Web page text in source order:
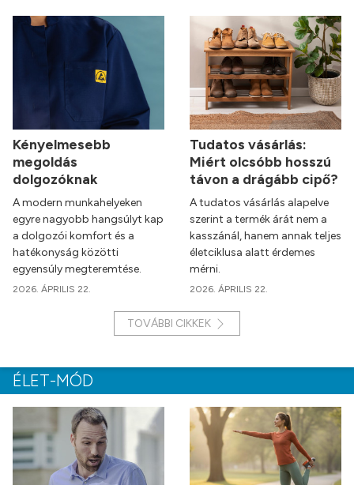
Kényelmesebb
megoldás
dolgozóknak
A modern munkahelyeken
egyre nagyobb hangsúlyt kap
a dolgozói komfort és a
hatékonyság közötti
egyensúly megteremtése.
2026. ÁPRILIS 22.
Tudatos vásárlás:
Miért olcsóbb hosszú
távon a drágább cipő?
A tudatos vásárlás alapelve
szerint a termék árát nem a
kasszánál, hanem annak teljes
életciklusa alatt érdemes
mérni.
2026. ÁPRILIS 22.
TOVÁBBI CIKKEK
ÉLET-MÓD